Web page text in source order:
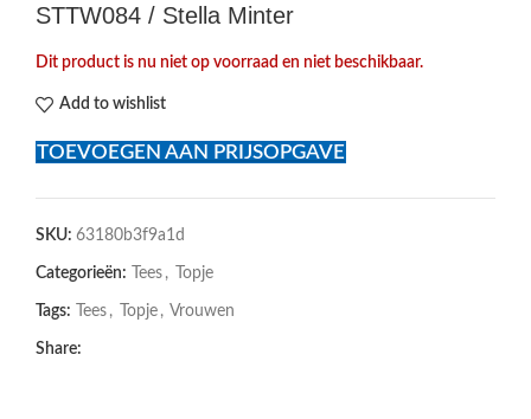
STTW084 / Stella Minter
Dit product is nu niet op voorraad en niet beschikbaar.
Add to wishlist
TOEVOEGEN AAN PRIJSOPGAVE
SKU: 63180b3f9a1d
Categorieën: Tees , Topje
Tags: Tees , Topje , Vrouwen
Share: